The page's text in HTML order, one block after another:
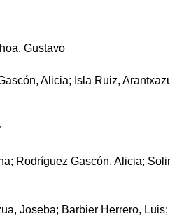
Gustavo
Alicia; Isla Ruiz,
Rodríguez Gascón, Alicia;
Joseba; Barbier Herrero,